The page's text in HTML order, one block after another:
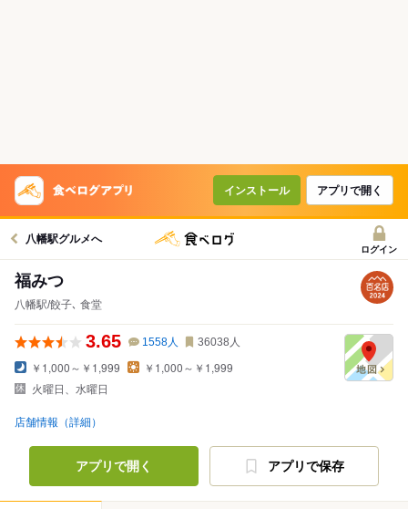
インストール アプリで開く
八幡駅グルメへ
ログイン
福みつ
八幡駅/餃子､ 食堂
3.65 1558人 36038 人
￥1,000～￥1,999
￥1,000～￥1,999
火曜日、水曜日
店舗情報（詳細）
アプリで開く アプリで保存